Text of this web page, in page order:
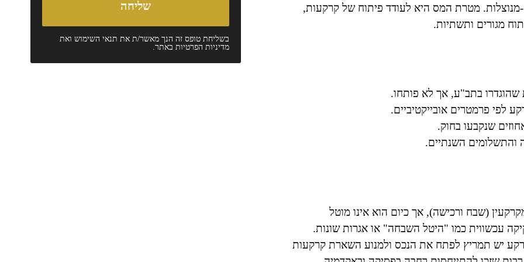
מטרת המס היא לעודד פיתוח של קרקעות,
מגורים ותשתיות.
שהוגדרו בתב"ע, אך לא פותחו.
לפי פרמטרים אובייקטיביים.
שנקבעו בחוק.
והתשלומים השנתיים.
(שבח ורכישה), אך כיום הוא אינו מוטל
עכשווית כמו "היטל השבחה" או אגרות שונות.
יש תמריץ לפתח את הנכס ולמנוע השארת קרקעות
בשליחת טופס זה הנך מאשר/ת את תנאי השימושואת
מדיניות הפרטיותבאתר.